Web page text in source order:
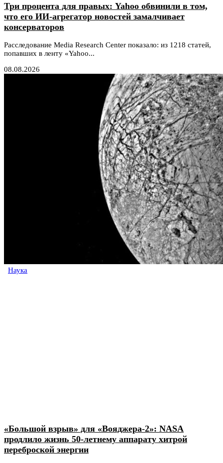
Три процента для правых: Yahoo обвинили в том,
что его ИИ-агрегатор новостей замалчивает
консерваторов
Расследование Media Research Center показало: из 1218 статей,
попавших в ленту «Yahoo...
08.08.2026
Наука
«Большой взрыв» для «Вояджера-2»: NASA
продлило жизнь 50-летнему аппарату хитрой
переброской энергии